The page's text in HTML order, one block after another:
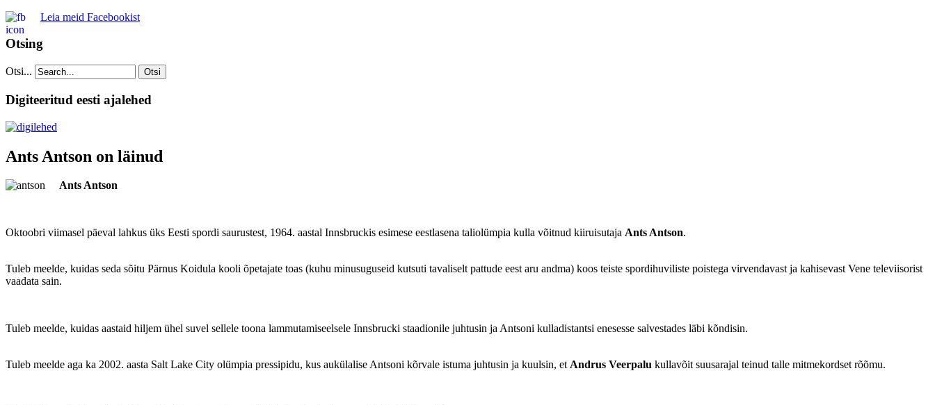
Leia meid Facebookist
Otsing
Otsi... Otsi
Digiteeritud eesti ajalehed
Ants Antson on läinud
Ants Antson
Oktoobri viimasel päeval lahkus üks Eesti spordi saurustest, 1964. aastal Innsbruckis esimese eestlasena taliolümpia kulla võitnud kiiruisutaja Ants Antson.
Tuleb meelde, kuidas seda sõitu Pärnus Koidula kooli õpetajate toas (kuhu minusuguseid kutsuti tavaliselt pattude eest aru andma) koos teiste spordihuviliste poistega virvendavast ja kahisevast Vene televiisorist
vaadata sain.
Tuleb meelde, kuidas aastaid hiljem ühel suvel sellele toona lammutamiseelsele Innsbrucki staadionile juhtusin ja Antsoni kulladistantsi enesesse salvestades läbi kõndisin.
Tuleb meelde aga ka 2002. aasta Salt Lake City olümpia pressipidu, kus aukülalise Antsoni kõrvale istuma juhtusin ja kuulsin, etAndrus Veerpalu kullavõit suusarajal teinud talle mitmekordset rõõmu.